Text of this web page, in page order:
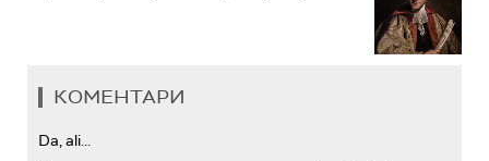
КОМЕНТАРИ
Da, ali...